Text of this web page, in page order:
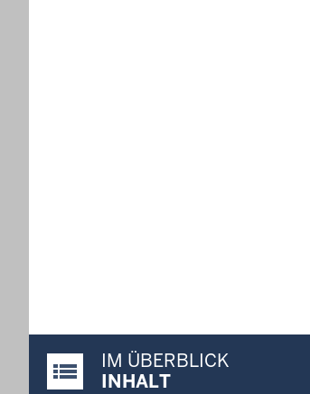
Justiz-Portal im Überblick:
IM ÜBERBLICK
INHALT